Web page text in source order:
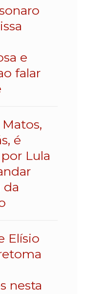
e
falar
é
Lula
da
Elísio
nesta